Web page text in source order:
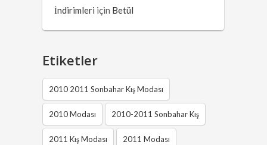
İndirimleri için Betül
Etiketler
2010 2011 Sonbahar Kış Modası
2010 Modası 2010-2011 Sonbahar Kış
2011 Kış Modası 2011 Modası